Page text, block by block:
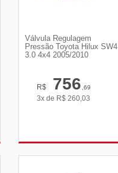
Válvula Regulagem
Pressão Toyota Hilux SW4
3.0 4x4 2005/2010
R$ 756,69
3x de R$ 260,03